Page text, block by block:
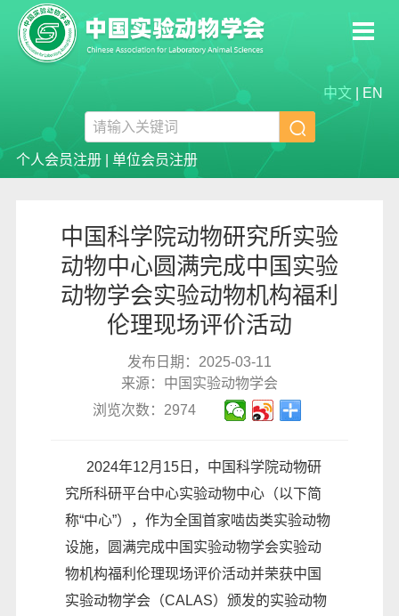
中文 EN

个人会员注册| 单位会员注册
中国科学院动物研究所实验
动物中心圆满完成中国实验
动物学会实验动物机构福利
伦理现场评价活动
发布日期：2025-03-11
来源：中国实验动物学会
浏览次数：2974
2024年12月15日，中国科学院动物研
究所科研平台中心实验动物中心（以下简
称“中心”），作为全国首家啮齿类实验动物
设施，圆满完成中国实验动物学会实验动
物机构福利伦理现场评价活动并荣获中国
实验动物学会（CALAS）颁发的实验动物